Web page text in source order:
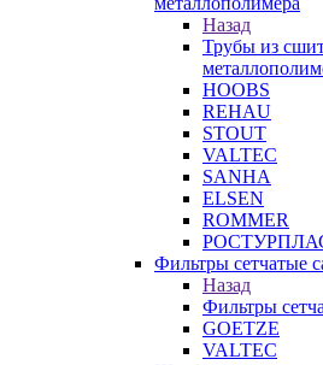
Назад
Трубы из
HOOBS
REHAU
STOUT
VALTEC
SANHA
ELSEN
ROMMER
Фильтры сетчатые
Назад
Фильтры
GOETZE
VALTEC